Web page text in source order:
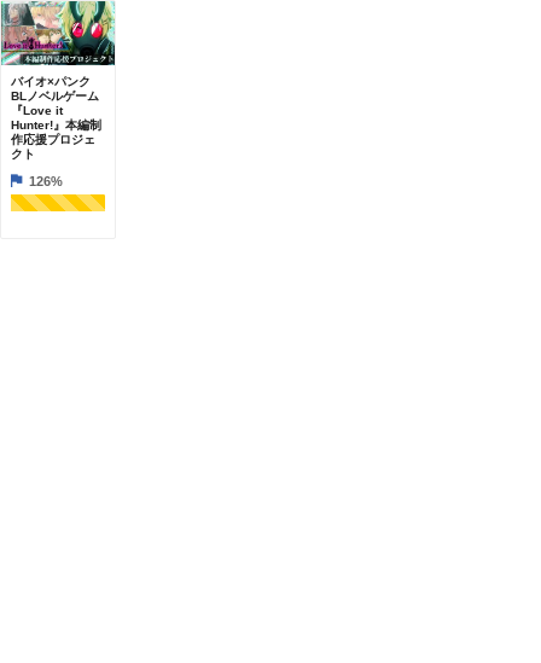
バイオ×パンク
BLノベルゲーム
『Love it
Hunter!』本編制
作応援プロジェ
クト
126%